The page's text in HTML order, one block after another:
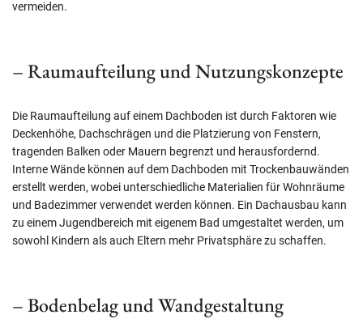
vermeiden.
– Raumaufteilung und Nutzungskonzepte
Die Raumaufteilung auf einem Dachboden ist durch Faktoren wie
Deckenhöhe, Dachschrägen und die Platzierung von Fenstern,
tragenden Balken oder Mauern begrenzt und herausfordernd.
Interne Wände können auf dem Dachboden mit Trockenbauwänden
erstellt werden, wobei unterschiedliche Materialien für Wohnräume
und Badezimmer verwendet werden können. Ein Dachausbau kann
zu einem Jugendbereich mit eigenem Bad umgestaltet werden, um
sowohl Kindern als auch Eltern mehr Privatsphäre zu schaffen.
– Bodenbelag und Wandgestaltung